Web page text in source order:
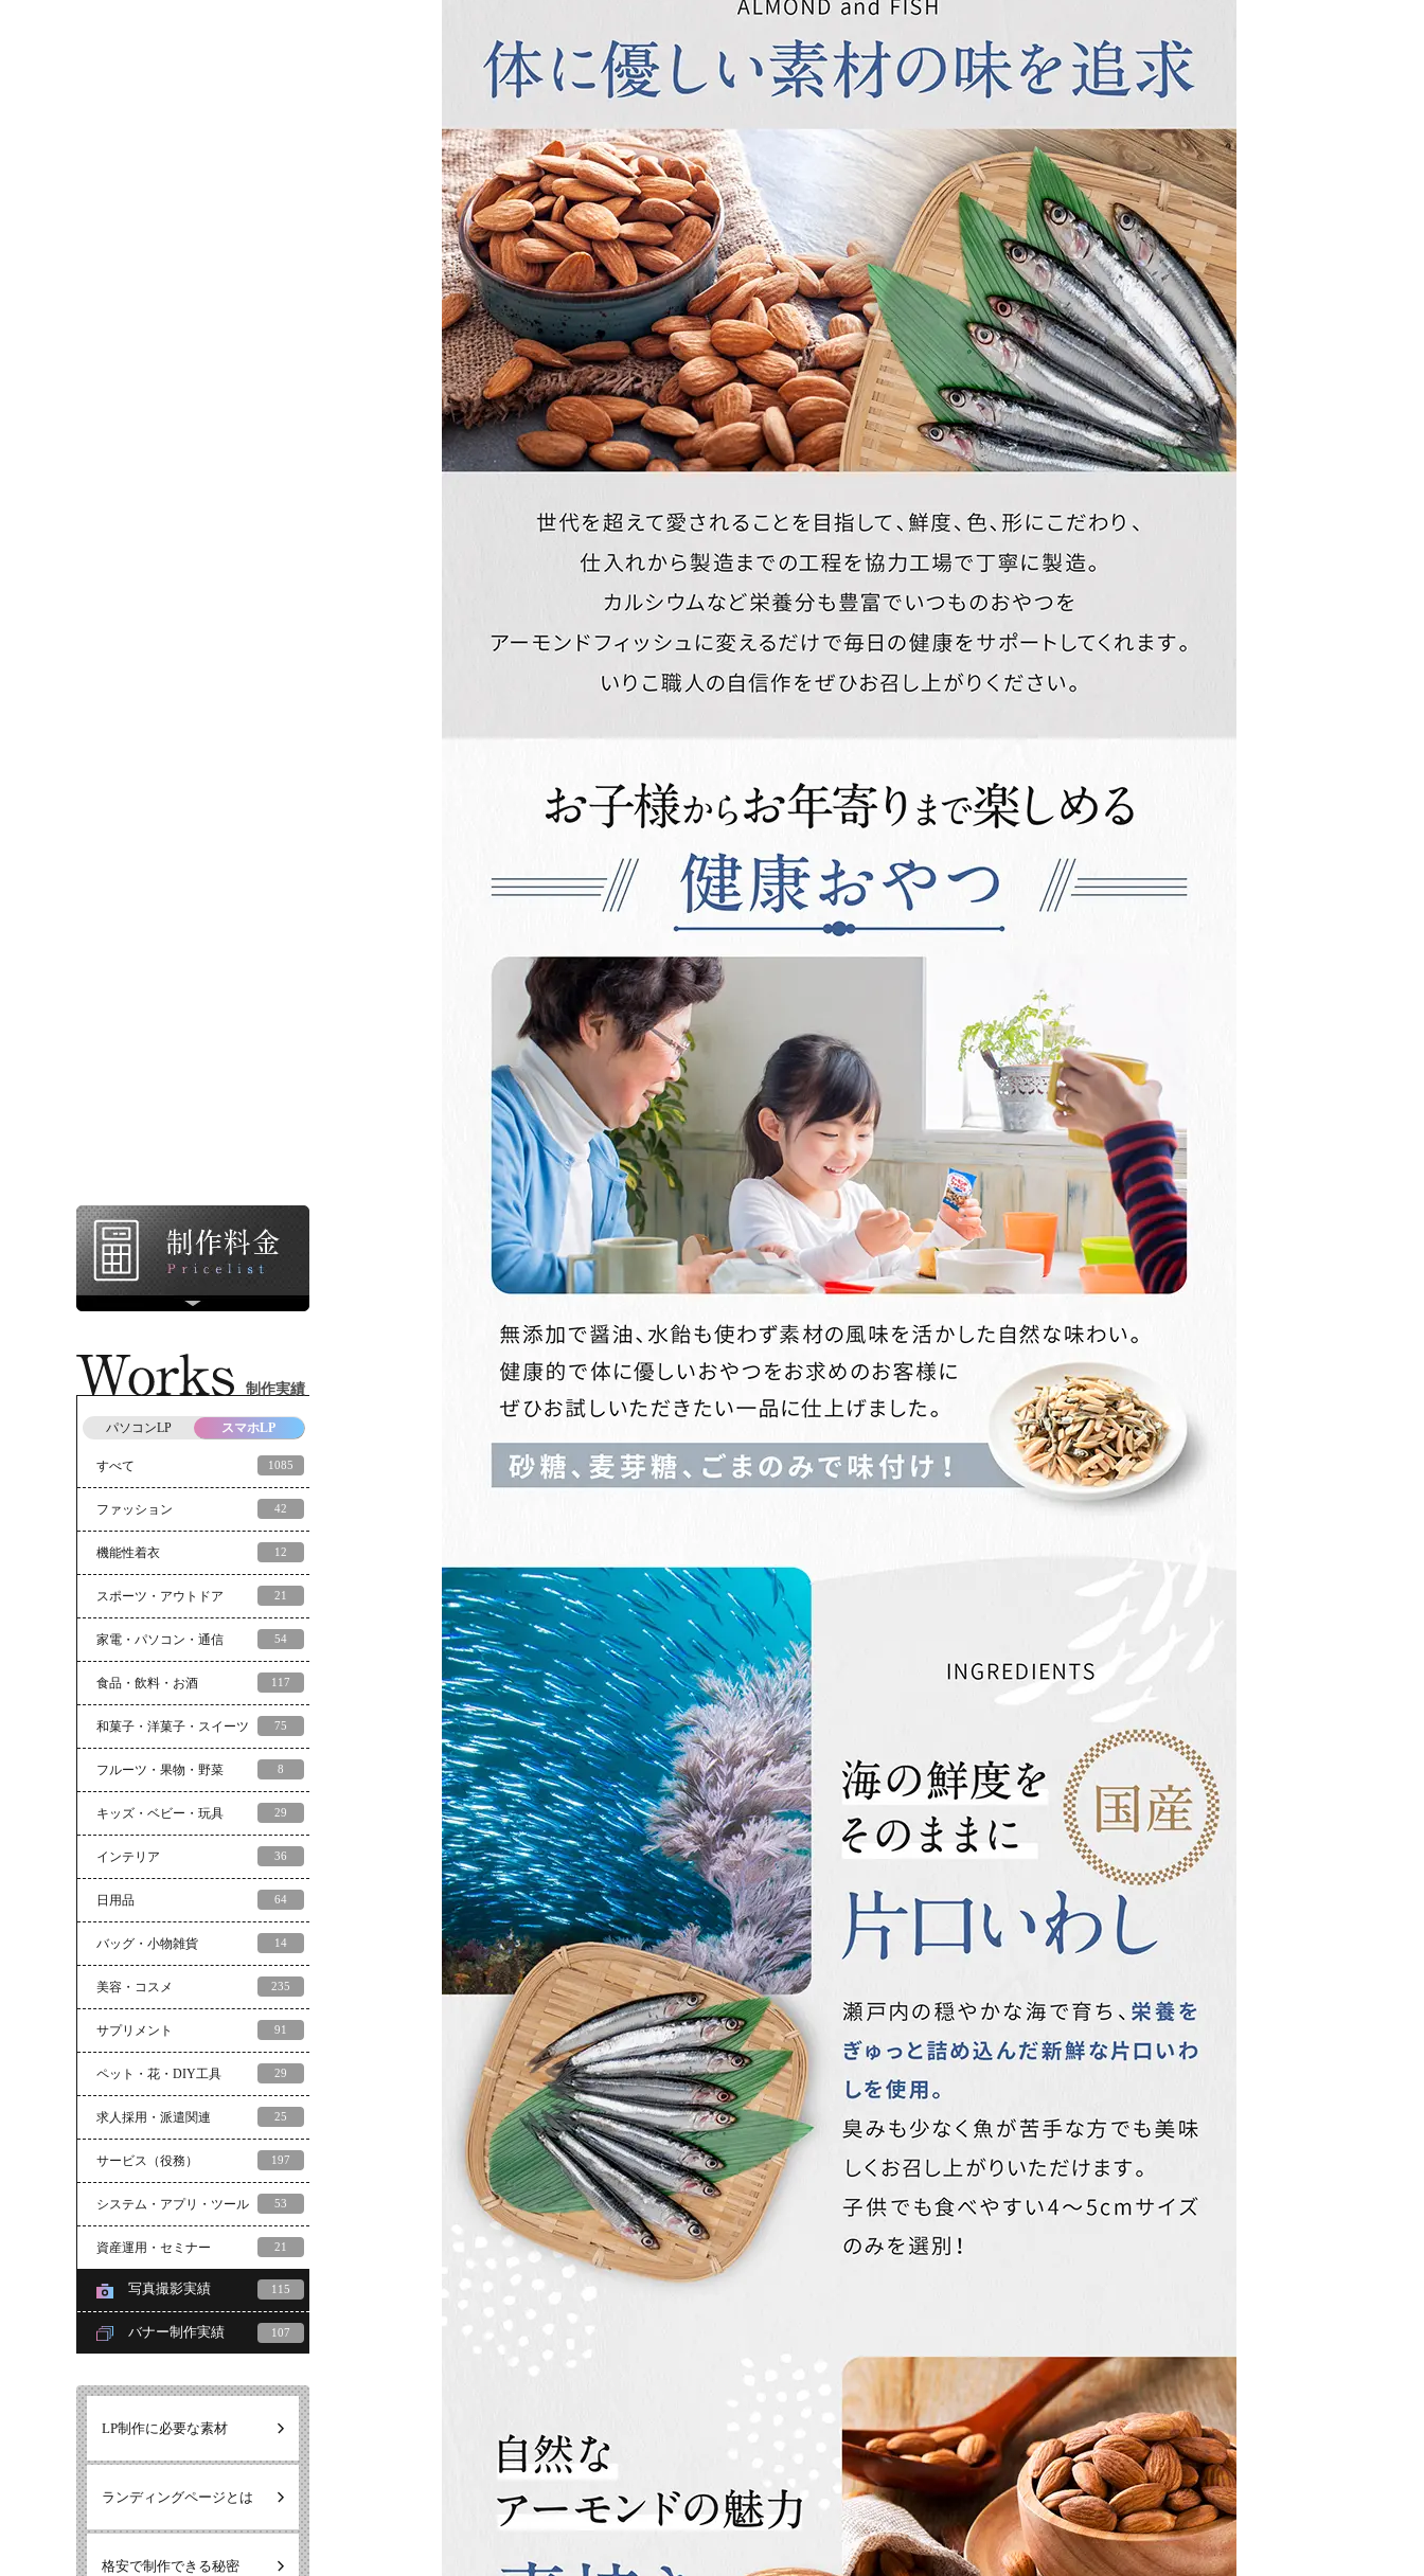
制作実績
パソコンLP スマホLP
すべて 1085
ファッション 42
機能性着衣 12
スポーツ・アウトドア 21
家電・パソコン・通信 54
食品・飲料・お酒 117
和菓子・洋菓子・スイーツ 75
フルーツ・果物・野菜 8
キッズ・ベビー・玩具 29
インテリア 36
日用品 64
バッグ・小物雑貨 14
美容・コスメ 235
サプリメント 91
ペット・花・DIY工具 29
求人採用・派遣関連 25
サービス（役務） 197
システム・アプリ・ツール 53
資産運用・セミナー 21
写真撮影実績 115
バナー制作実績 107
LP制作に必要な素材
ランディングページとは
格安で制作できる秘密